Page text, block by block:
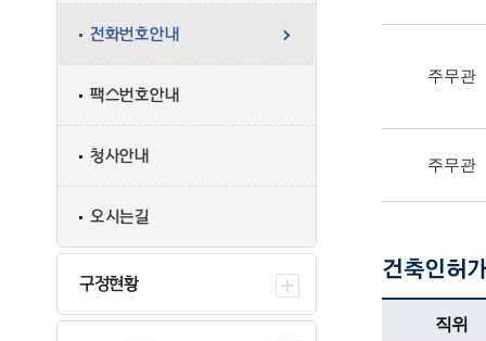
전화번호안내
팩스번호안내
청사안내
오시는길
구정현황
주무관
주무관
건축인허
건축인허가팀업무담당자의 정보로 직위, 전화번호, 담당업무를 안내하고 있습니다
직위